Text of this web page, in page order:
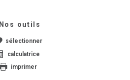
Nos outils
sélectionner
calculatrice
imprimer